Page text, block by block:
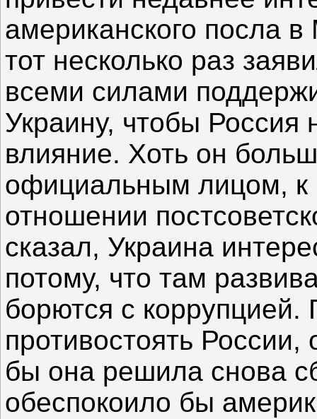
американского посла
тот несколько раз
всеми силами
Украину, чтобы Россия
влияние. Хоть он
официальным лицом, к
отношении
сказал, Украина
потому, что там
борются с коррупцией.
противостоять
бы она решила снова
обеспокоило бы